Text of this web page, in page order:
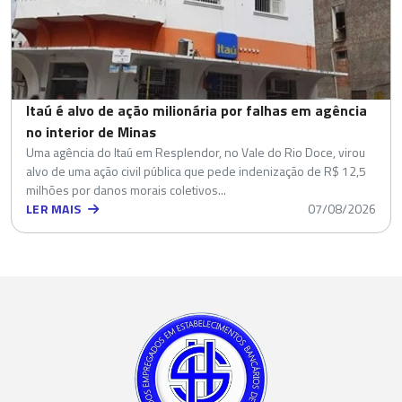
Itaú é alvo de ação milionária por falhas em agência
no interior de Minas
Uma agência do Itaú em Resplendor, no Vale do Rio Doce, virou
alvo de uma ação civil pública que pede indenização de R$ 12,5
milhões por danos morais coletivos...
LER MAIS
07/08/2026